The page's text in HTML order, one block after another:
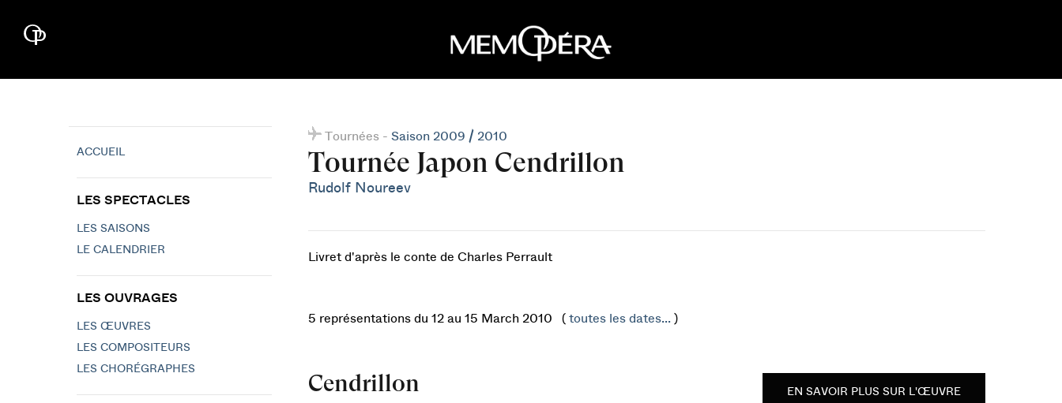
Tournées - Saison 2009 / 2010
Tournée Japon Cendrillon
Rudolf Noureev
Livret d'après le conte de Charles Perrault
5 représentations du 12 au 15 March 2010 ( toutes les dates...)
Cendrillon EN SAVOIR PLUS SUR L'ŒUVRE
ACCUEIL
LES SPECTACLES
LES SAISONS
LE CALENDRIER
LES OUVRAGES
LES ŒUVRES
LES COMPOSITEURS
LES CHORÉGRAPHES